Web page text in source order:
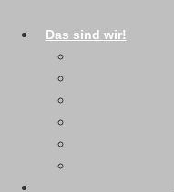
Das sind wir!